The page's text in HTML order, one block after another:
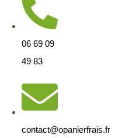
06 69 09
49 83
contact@opanierfrais.fr